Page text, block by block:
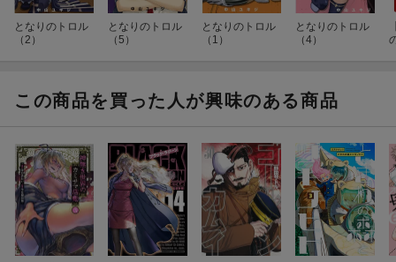
となりのトロル
（2）
となりのトロル
（5）
となりのトロル
（1）
となりのトロル
（4）
この商品を買った人が興味のある商品